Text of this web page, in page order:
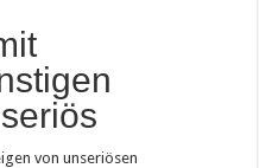
von unseriösen